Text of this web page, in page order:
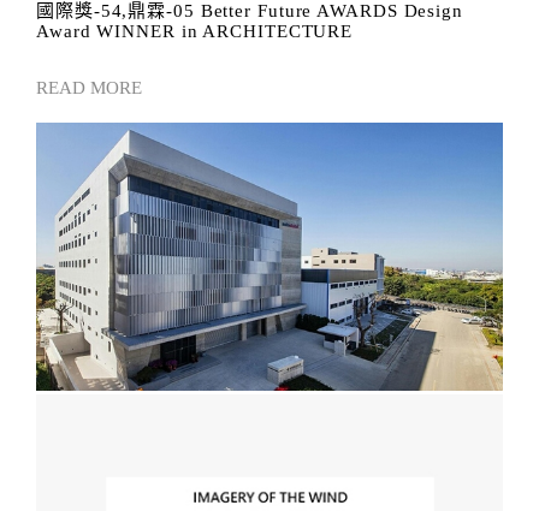
國際獎-54,鼎霖-05 Better Future AWARDS Design
Award WINNER in ARCHITECTURE
READ MORE